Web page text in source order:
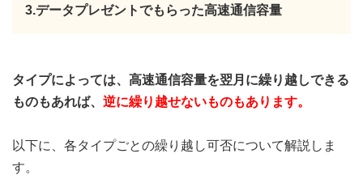
3.データプレゼントでもらった高速通信容量
タイプによっては、高速通信容量を翌月に繰り越しできる
ものもあれば、 逆に繰り越せないものもあります。
以下に、各タイプごとの繰り越し可否について解説しま
す。